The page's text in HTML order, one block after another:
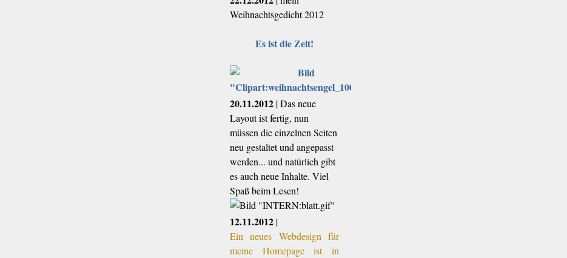
Weihnachtsgedicht 2012
Es ist die Zeit!
20.11.2012 | Das neue
Layout ist fertig, nun
müssen die einzelnen Seiten
neu gestaltet und angepasst
werden... und natürlich gibt
es auch neue Inhalte. Viel
Spaß beim Lesen!
12.11.2012 |
Ein neues Webdesign für
meine Homepage ist in